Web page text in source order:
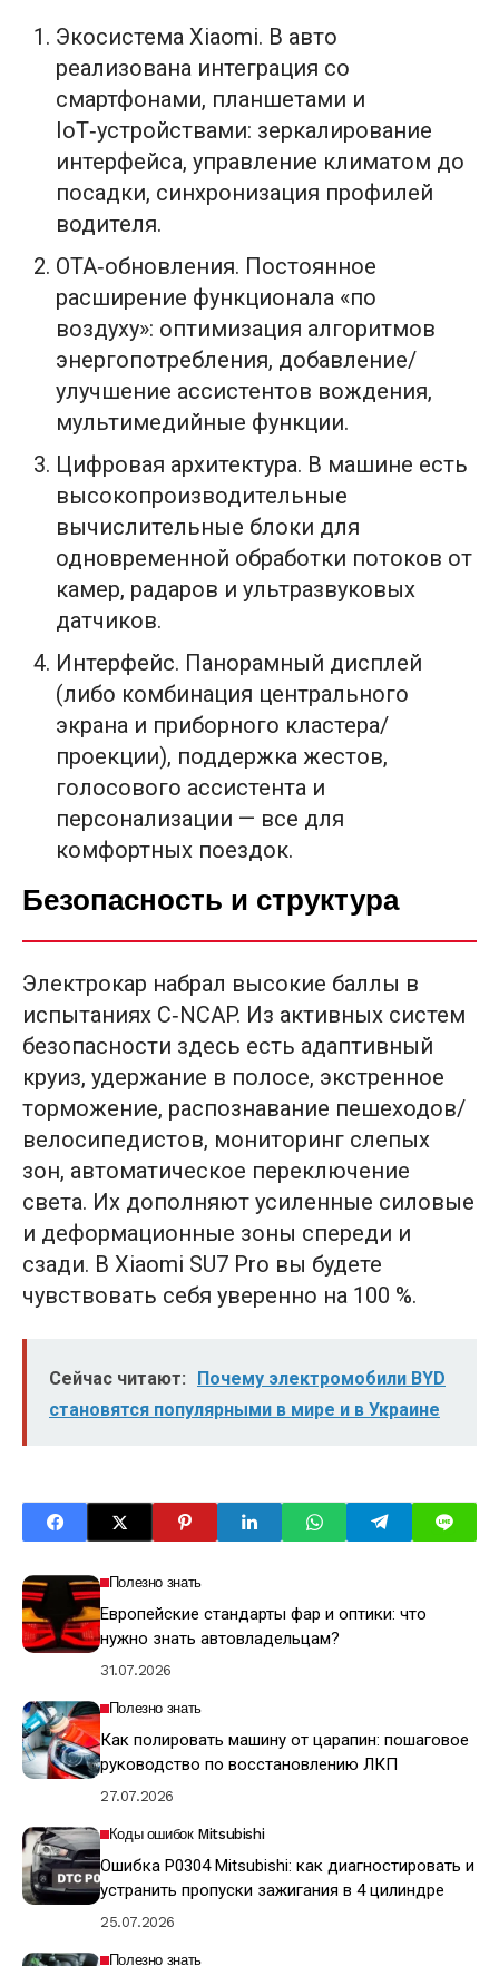
Экосистема Xiaomi. В авто
реализована интеграция со
смартфонами, планшетами и
IoT‑устройствами: зеркалирование
интерфейса, управление климатом до
посадки, синхронизация профилей
водителя.
OTA‑обновления. Постоянное
расширение функционала «по
воздуху»: оптимизация алгоритмов
энергопотребления, добавление/
улучшение ассистентов вождения,
мультимедийные функции.
Цифровая архитектура. В машине есть
высокопроизводительные
вычислительные блоки для
одновременной обработки потоков от
камер, радаров и ультразвуковых
датчиков.
Интерфейс. Панорамный дисплей
(либо комбинация центрального
экрана и приборного кластера/
проекции), поддержка жестов,
голосового ассистента и
персонализации — все для
комфортных поездок.
Безопасность и структура
Электрокар набрал высокие баллы в
испытаниях C‑NCAP. Из активных систем
безопасности здесь есть адаптивный
круиз, удержание в полосе, экстренное
торможение, распознавание пешеходов/
велосипедистов, мониторинг слепых
зон, автоматическое переключение
света. Их дополняют усиленные силовые
и деформационные зоны спереди и
сзади. В Xiaomi SU7 Pro вы будете
чувствовать себя уверенно на 100 %.
Сейчас читают:
Почему электромобили BYD
становятся популярными в мире и в Украине
Полезно знать
Европейские стандарты фар и оптики: что
нужно знать автовладельцам?
31.07.2026
Полезно знать
Как полировать машину от царапин: пошаговое
руководство по восстановлению ЛКП
27.07.2026
Коды ошибок Mitsubishi
Ошибка P0304 Mitsubishi: как диагностировать и
устранить пропуски зажигания в 4 цилиндре
25.07.2026
Полезно знать